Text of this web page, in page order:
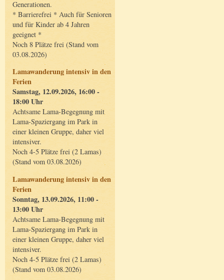
Generationen.
* Barrierefrei * Auch für Senioren
und für Kinder ab 4 Jahren
geeignet *
Noch 8 Plätze frei (Stand vom
03.08.2026)
Lamawanderung intensiv in den
Ferien
Samstag, 12.09.2026, 16:00 -
18:00 Uhr
Achtsame Lama-Begegnung mit
Lama-Spaziergang im Park in
einer kleinen Gruppe, daher viel
intensiver.
Noch 4-5 Plätze frei (2 Lamas)
(Stand vom 03.08.2026)
Lamawanderung intensiv in den
Ferien
Sonntag, 13.09.2026, 11:00 -
13:00 Uhr
Achtsame Lama-Begegnung mit
Lama-Spaziergang im Park in
einer kleinen Gruppe, daher viel
intensiver.
Noch 4-5 Plätze frei (2 Lamas)
(Stand vom 03.08.2026)